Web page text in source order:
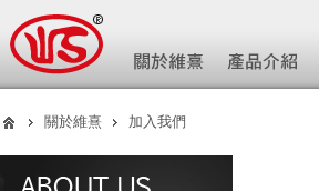
關於維熹 加入我們